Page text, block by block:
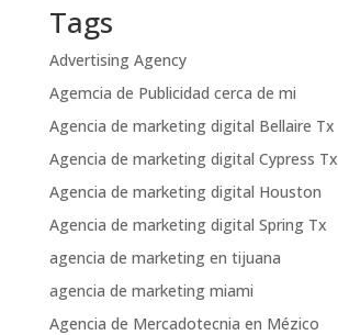
Tags
Advertising Agency
Agemcia de Publicidad cerca de mi
Agencia de marketing digital Bellaire Tx
Agencia de marketing digital Cypress Tx
Agencia de marketing digital Houston
Agencia de marketing digital Spring Tx
agencia de marketing en tijuana
agencia de marketing miami
Agencia de Mercadotecnia en Mézico